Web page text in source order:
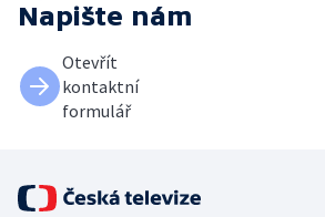
Napište nám
Otevřít
kontaktní
formulář